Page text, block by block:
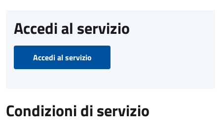
Accedi al servizio
Accedi al servizio
Condizioni di servizio